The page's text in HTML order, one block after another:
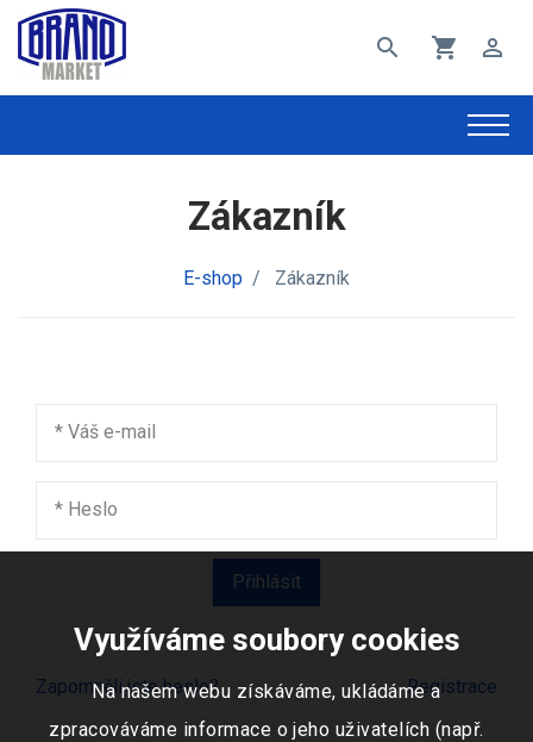
search shopping_cart perm_identity
Zákazník
E-shop / Zákazník
* Váš e-mail
* Heslo
Zapomněli jste heslo? Registrace
Využíváme soubory cookies
Na našem webu získáváme, ukládáme a
zpracováváme informace o jeho uživatelích (např.